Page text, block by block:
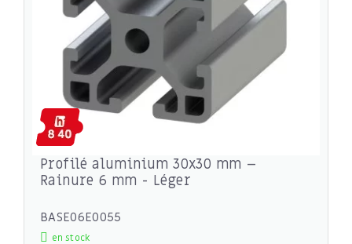
Profilé aluminium 30x30 mm –
Rainure 6 mm - Léger
BASE06E0055
en stock